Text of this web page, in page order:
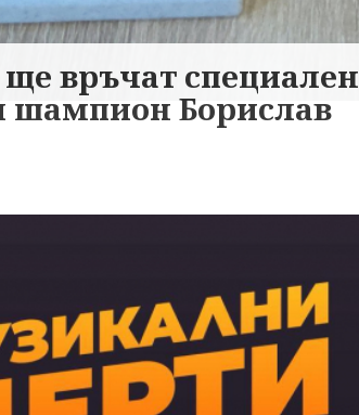
връчат специален
шампион Борислав